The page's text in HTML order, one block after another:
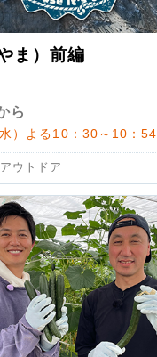
ま）前編
ら
）よる10：30～10：54
ウトドア